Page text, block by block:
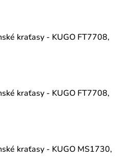
kraťasy - KUGO FT7708,
kraťasy - KUGO FT7708,
kraťasy - KUGO MS1730,